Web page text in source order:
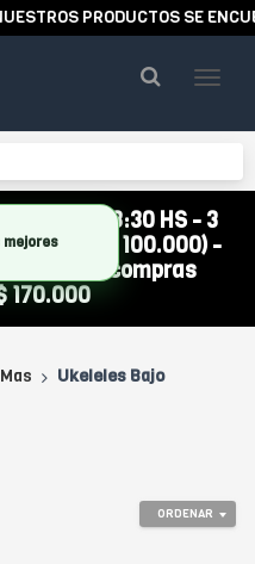
PRODUCTOS SE
10:00 A 13:30 HS - 3
mínima $ 100.000) -
país por compras
170.000
Ukeleles Bajo
ORDENAR